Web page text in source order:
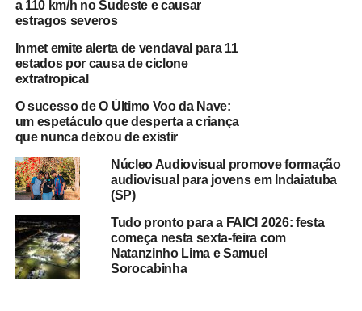
a 110 km/h no Sudeste e causar
estragos severos
Inmet emite alerta de vendaval para 11
estados por causa de ciclone
extratropical
O sucesso de O Último Voo da Nave:
um espetáculo que desperta a criança
que nunca deixou de existir
Núcleo Audiovisual promove formação
audiovisual para jovens em Indaiatuba
(SP)
Tudo pronto para a FAICI 2026: festa
começa nesta sexta-feira com
Natanzinho Lima e Samuel
Sorocabinha